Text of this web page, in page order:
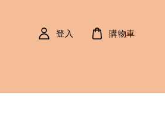
登入 購物車